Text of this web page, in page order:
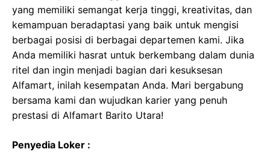
yang memiliki semangat kerja tinggi, kreativitas, dan
kemampuan beradaptasi yang baik untuk mengisi
berbagai posisi di berbagai departemen kami. Jika
Anda memiliki hasrat untuk berkembang dalam dunia
ritel dan ingin menjadi bagian dari kesuksesan
Alfamart, inilah kesempatan Anda. Mari bergabung
bersama kami dan wujudkan karier yang penuh
prestasi di Alfamart Barito Utara!
Penyedia Loker :